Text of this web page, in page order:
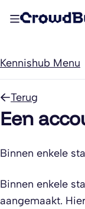
Kennishub Menu
Terug
Een
Binnen enkele
Binnen enkele
aangemaakt.